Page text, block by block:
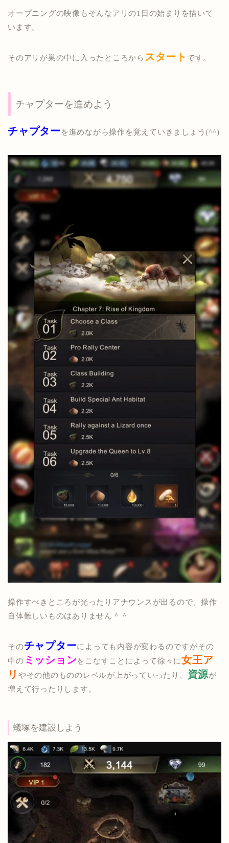
オープニングの映像もそんなアリの1日の始まりを描いて
います。
そのアリが巣の中に入ったところから スタート です。
チャプターを進めよう
チャプター を進めながら操作を覚えていきましょう(^^)
操作すべきところが光ったりアナウンスが出るので、操作
自体難しいものはありません＾＾
そのチャプターによっても内容が変わるのですがその
中の ミッションをこなすことによって徐々に女王ア
リ やその他のもののレベルが上がっていったり、 資源が
増えて行ったりします。
蟻塚を建設しよう